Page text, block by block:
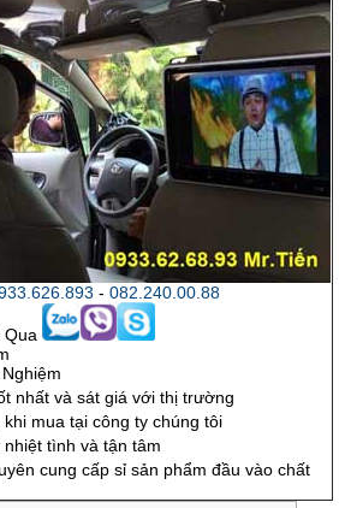
-082.240.00.88
Qua
nhất và sát giá với thị trường
mua tại công ty chúng tôi
tình và tận tâm
cung cấp sỉ sản phẩm đầu vào chất